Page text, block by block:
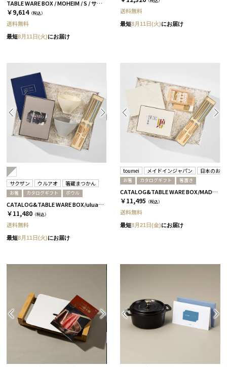
TABLE WARE BOX / MOHEIM / S / サンドホワイト
￥9,614（税込）
送料無料
最短8月11日(火)にお届け
送料無料
最短8月11日(火)にお届け
サクザン ウルアオ 箸蔵まつかん
お箸 カタログギフト ボウル
CATALOG&TABLE WARE BOX/uluao/グレー＆ホワイト/浜色＆雲色/ アウレリアーナ
￥11,480 （税込）
送料無料
最短8月11日(火)にお届け
toumei メイドインジャパン 日本のお
お箸 カタログギフト 箸置き
CATALOG&TABLE WARE BOX/MADE IN JAPAN/浜色&雲色/ C MJ06＋橙
￥11,495 （税込）
送料無料
最短8月21日(金)にお届け